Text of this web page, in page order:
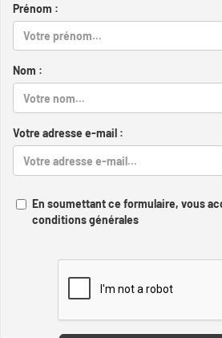
Prénom :
Nom :
Votre adresse e-mail :
En soumettant ce formulaire, vous
conditions générales